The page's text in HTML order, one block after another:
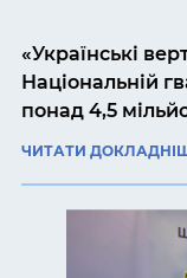
«Українські
Національній
понад 4,5
ЧИТАТИ